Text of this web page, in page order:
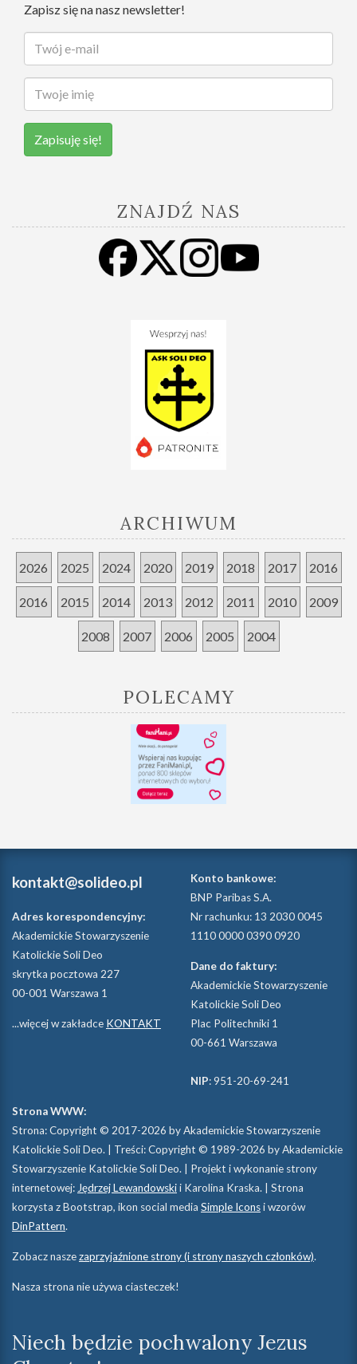
Zapisz się na nasz newsletter!
Zapisuję się!
ZNAJDŹ NAS
ARCHIWUM
2026 2025 2024 2020 2019 2018 2017 2016
2016 2015 2014 2013 2012 2011 2010 2009
2008 2007 2006 2005 2004
POLECAMY
kontakt@solideo.pl
Adres korespondencyjny:
Akademickie Stowarzyszenie
Katolickie Soli Deo
skrytka pocztowa 227
00-001 Warszawa 1
...więcej w zakładce KONTAKT
Konto bankowe:
BNP Paribas S.A.
Nr rachunku: 13 2030 0045
1110 0000 0390 0920
Dane do faktury:
Akademickie Stowarzyszenie
Katolickie Soli Deo
Plac Politechniki 1
00-661 Warszawa
NIP: 951-20-69-241
Strona WWW:
Strona: Copyright © 2017-2026 by Akademickie Stowarzyszenie
Katolickie Soli Deo. | Treści: Copyright © 1989-2026 by Akademickie
Stowarzyszenie Katolickie Soli Deo. | Projekt i wykonanie strony
internetowej: Jędrzej Lewandowskii Karolina Kraska. | Strona
korzysta z Bootstrap, ikon social media Simple Iconsi wzorów
DinPattern.
Zobacz naszezaprzyjaźnione strony (i strony naszych członków).
Nasza strona nie używa ciasteczek!
Niech będzie pochwalony Jezus